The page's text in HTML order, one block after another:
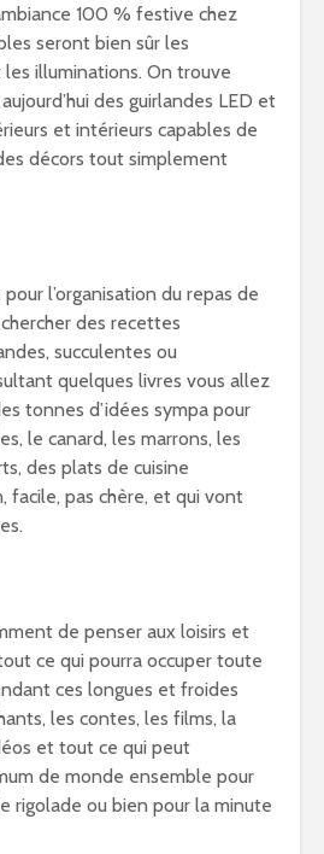
100 % festive chez
seront bien sûr les
illuminations. On trouve
des guirlandes LED et
et intérieurs capables de
décors tout simplement
l’organisation du repas de
des recettes
succulentes ou
quelques livres vous allez
tonnes d’idées sympa pour
le canard, les marrons, les
des plats de cuisine
facile, pas chère, et qui vont
de penser aux loisirs et
ce qui pourra occuper toute
ces longues et froides
les contes, les films, la
et tout ce qui peut
de monde ensemble pour
rigolade ou bien pour la minute